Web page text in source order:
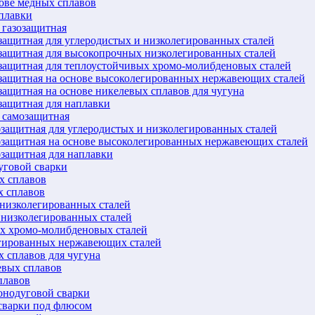
для углеродистых и низколегированных сталей
для высокопрочных низколегированных сталей
для теплоустойчивых хромо-молибденовых сталей
на основе высоколегированных нержавеющих сталей
на основе никелевых сплавов для чугуна
для наплавки
для углеродистых и низколегированных сталей
на основе высоколегированных нержавеющих сталей
для наплавки
сварки
сплавов
сплавов
сталей
сталей
хромо-молибденовых сталей
нержавеющих сталей
для чугуна
сплавов
сварки
под флюсом